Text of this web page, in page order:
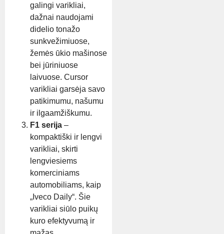
galingi varikliai,
dažnai naudojami
didelio tonažo
sunkvežimiuose,
žemės ūkio mašinose
bei jūriniuose
laivuose. Cursor
varikliai garsėja savo
patikimumu, našumu
ir ilgaamžiškumu.
F1 serija –
kompaktiški ir lengvi
varikliai, skirti
lengviesiems
komerciniams
automobiliams, kaip
„Iveco Daily“. Šie
varikliai siūlo puikų
kuro efektyvumą ir